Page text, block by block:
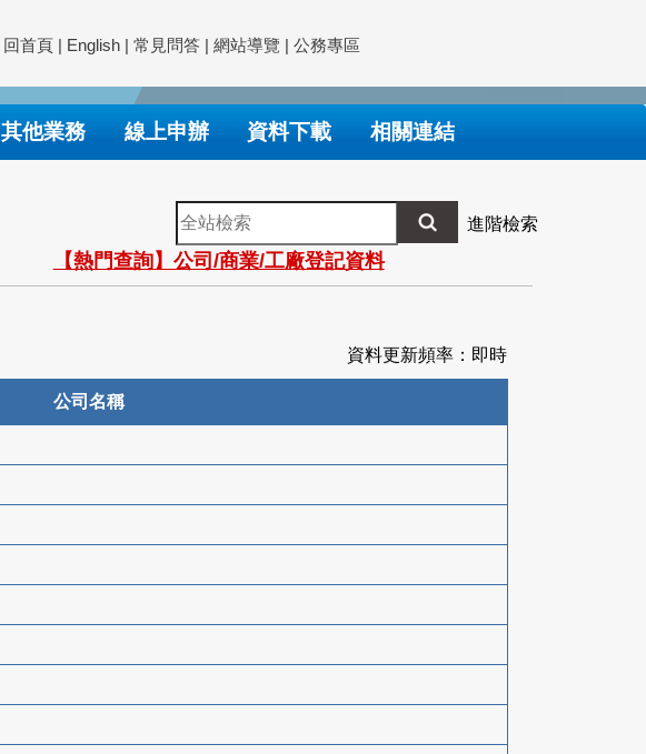
回首頁 | English | 常見問答 | 網站導覽 | 公務專區
其他業務 線上申辦 資料下載 相關連結
全
站
檢
索
進階檢索
【熱門查詢】公司/商業/工廠登記資料
資料更新頻率：即時
公司名稱